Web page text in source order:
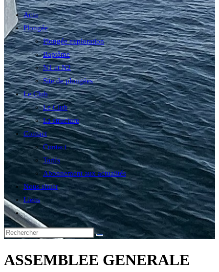
search
Actu
Plongée
Plongée exploration
Baptême
N1 et N2
Site de plongées
Le Club
Le Club
La structure
Contact
Contact
Tarifs
Abonnement aux actualités
Nous situer
Liens
Toggle
website
search
ASSEMBLEE GENERALE